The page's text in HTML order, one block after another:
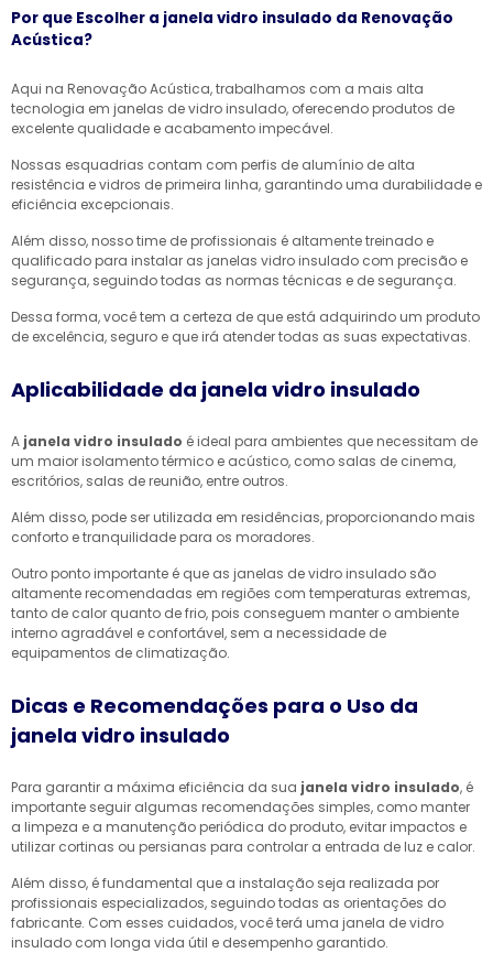
Por que Escolher a janela vidro insulado da Renovação
Acústica?
Aqui na Renovação Acústica, trabalhamos com a mais alta
tecnologia em janelas de vidro insulado, oferecendo produtos de
excelente qualidade e acabamento impecável.
Nossas esquadrias contam com perfis de alumínio de alta
resistência e vidros de primeira linha, garantindo uma durabilidade e
eficiência excepcionais.
Além disso, nosso time de profissionais é altamente treinado e
qualificado para instalar as janelas vidro insulado com precisão e
segurança, seguindo todas as normas técnicas e de segurança.
Dessa forma, você tem a certeza de que está adquirindo um produto
de excelência, seguro e que irá atender todas as suas expectativas.
Aplicabilidade da janela vidro insulado
A janela vidro insulado é ideal para ambientes que necessitam de
um maior isolamento térmico e acústico, como salas de cinema,
escritórios, salas de reunião, entre outros.
Além disso, pode ser utilizada em residências, proporcionando mais
conforto e tranquilidade para os moradores.
Outro ponto importante é que as janelas de vidro insulado são
altamente recomendadas em regiões com temperaturas extremas,
tanto de calor quanto de frio, pois conseguem manter o ambiente
interno agradável e confortável, sem a necessidade de
equipamentos de climatização.
Dicas e Recomendações para o Uso da
janela vidro insulado
Para garantir a máxima eficiência da sua janela vidro insulado, é
importante seguir algumas recomendações simples, como manter
a limpeza e a manutenção periódica do produto, evitar impactos e
utilizar cortinas ou persianas para controlar a entrada de luz e calor.
Além disso, é fundamental que a instalação seja realizada por
profissionais especializados, seguindo todas as orientações do
fabricante. Com esses cuidados, você terá uma janela de vidro
insulado com longa vida útil e desempenho garantido.